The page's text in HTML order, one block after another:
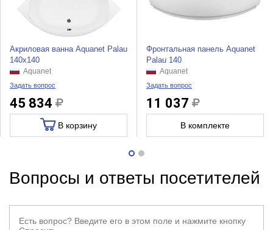
Акриловая ванна Aquanet Palau
140x140
Aquanet
Задать вопрос
45 834
В корзину
Фронтальная панель Aquanet
Palau 140
Aquanet
Задать вопрос
11 037
В комплекте
Вопросы и ответы посетителей